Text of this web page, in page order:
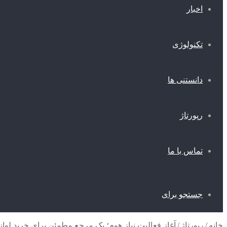
اخبار
تکنولوژی
دانستنی ها
رپورتاژ
تماس با ما
جستجو برای
خانه / رپورتاژ / آغاز فعالیت نیاز هوم؛ یک مرجع مطمئن برای خرید